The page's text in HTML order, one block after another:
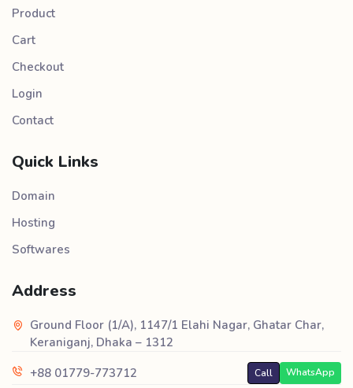
Product
Cart
Checkout
Login
Contact
Quick Links
Domain
Hosting
Softwares
Address
Ground Floor (1/A), 1147/1 Elahi Nagar, Ghatar Char,
Keraniganj, Dhaka – 1312
+88 01779-773712
Call WhatsApp